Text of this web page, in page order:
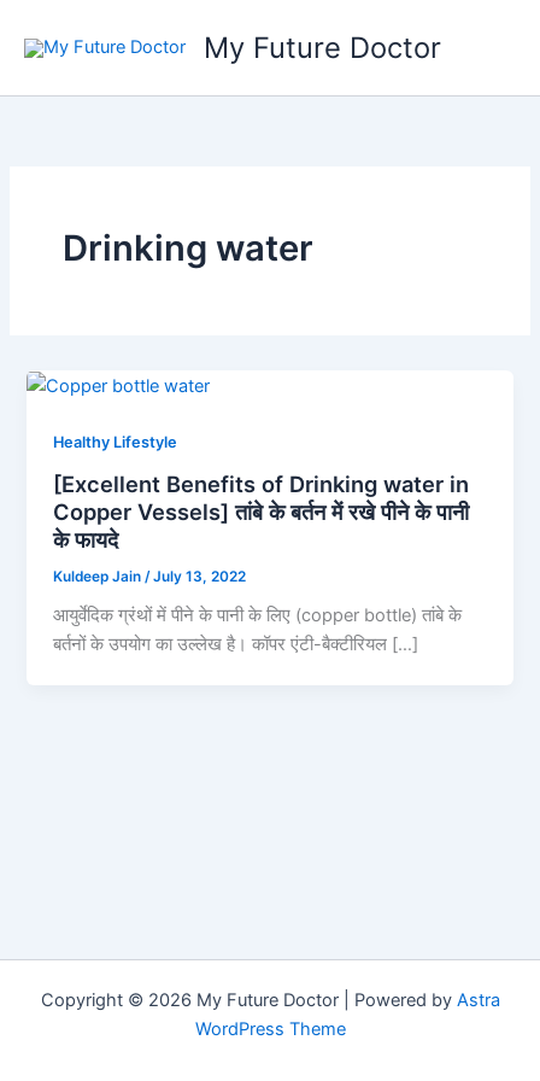
My Future Doctor
Drinking water
Healthy Lifestyle
[Excellent Benefits of Drinking water in
Copper Vessels] तांबे के बर्तन में रखे पीने के पानी
के फायदे
Kuldeep Jain /July 13, 2022
आयुर्वेदिक ग्रंथों में पीने के पानी के लिए (copper bottle) तांबे के
बर्तनों के उपयोग का उल्लेख है। कॉपर एंटी-बैक्टीरियल […]
Copyright © 2026 My Future Doctor | Powered by Astra
WordPress Theme